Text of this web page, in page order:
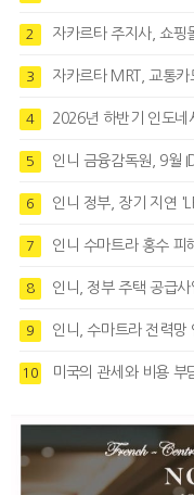
2 자카르타 주지사, 쇼
3 자카르타 MRT, 교통
4 2026년 하반기 인도네
5 인니 금융감독원, 9월
6 인니 정부, 장기 지연
7 인니 수마트라 홍수 피
8 인니, 정부 주택 공급
9 인니, 수마트라 전력망
10 미국의 관세와 비용 부